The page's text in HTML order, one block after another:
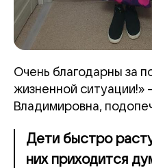
Очень благодарны за
жизненной ситуации!»
Владимировна,
Дети быстро
них приходится